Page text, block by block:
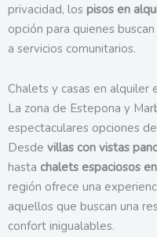
privacidad, los pisos en
opción para quienes
a servicios comunitarios.
Chalets y casas en alquiler
La zona de Estepona y
espectaculares opciones
Desde villas con vistas
hasta chalets espaciosos
región ofrece una
aquellos que buscan una
confort inigualables.